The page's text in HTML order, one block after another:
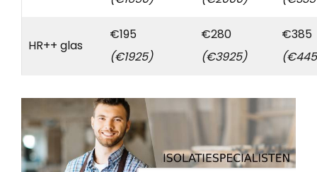
HR++ glas
€195
(€1925)
€280
(€3925)
€385